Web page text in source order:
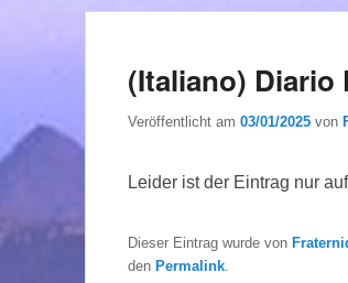
(Italiano) Diario
Veröffentlicht am 03/01/2025 von
Leider ist der Eintrag nur auf
Dieser Eintrag wurde von
den Permalink